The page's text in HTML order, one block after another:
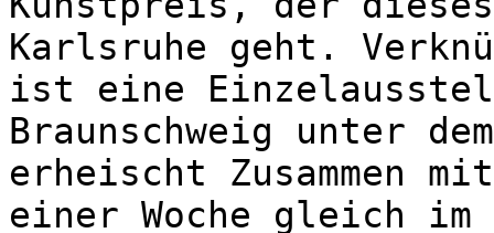
Karlsruhe geht.
ist eine
Braunschweig unter
erheischt Zusammen
einer Woche gleich im